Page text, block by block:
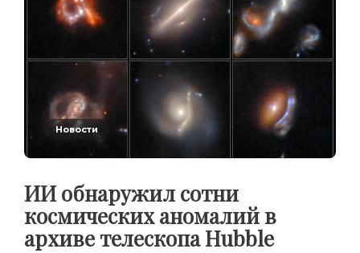
Новости
ИИ обнаружил сотни
космических аномалий в
архиве телескопа Hubble